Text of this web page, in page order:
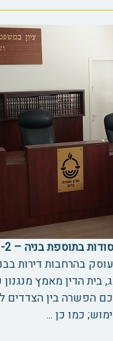
בתוספת בניה – 83053-2
בהרחבות דירות
בית הדין מאמץ
הפשרה בין הצדדים
כמו כן ...